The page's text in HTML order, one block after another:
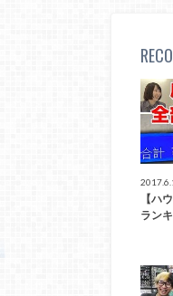
【ハ
ラン